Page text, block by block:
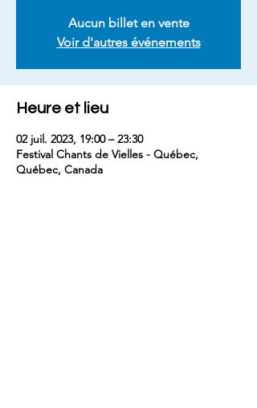
Aucun billet en vente
Voir d'autres événements
Heure et lieu
02 juil. 2023, 19:00 – 23:30
Festival Chants de Vielles - Québec,
Québec, Canada